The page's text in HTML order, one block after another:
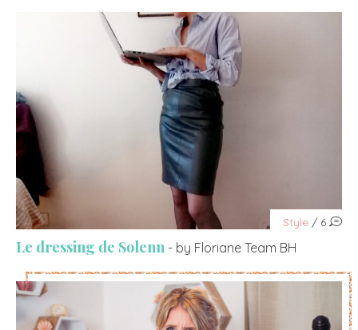
Style / 6
Le dressing de Solenn - by Floriane Team BH